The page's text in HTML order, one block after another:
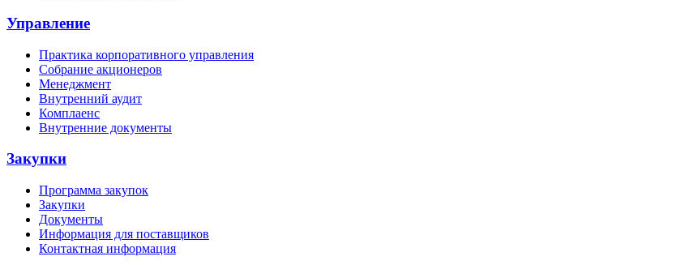
Управление
Практика корпоративного управления
Собрание акционеров
Менеджмент
Внутренний аудит
Комплаенс
Внутренние документы
Закупки
Программа закупок
Закупки
Документы
Информация для поставщиков
Контактная информация